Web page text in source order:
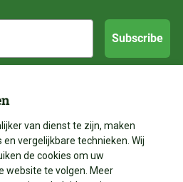
Subscribe
van dienst te zijn, maken
vergelijkbare technieken. Wij
de cookies om uw
website te volgen. Meer